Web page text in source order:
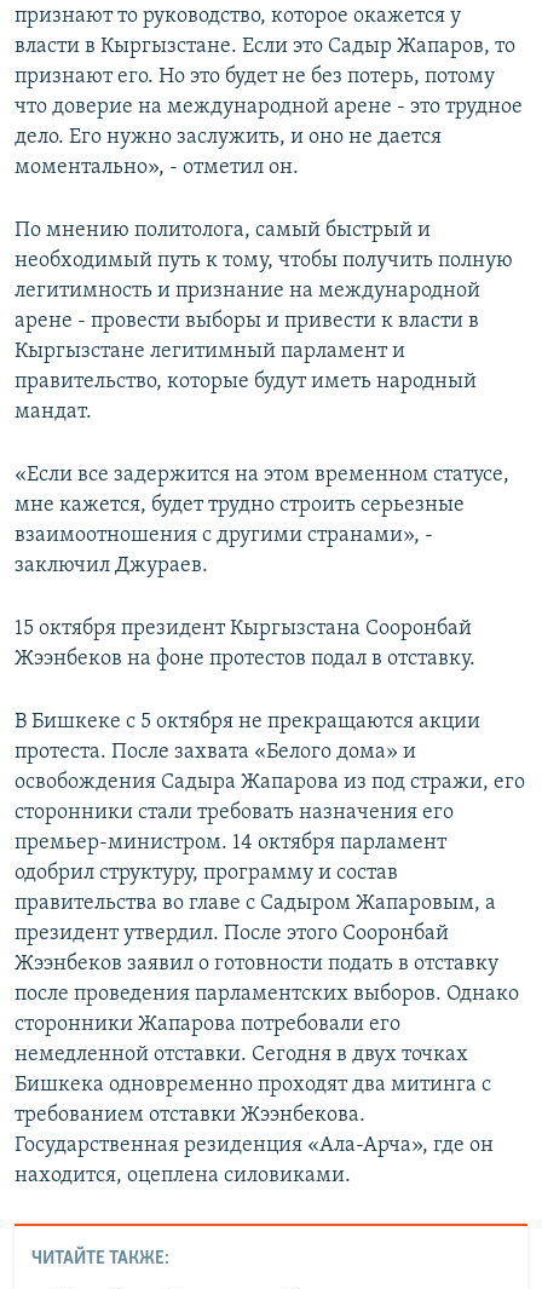
признают то руководство, которое окажется у
власти в Кыргызстане. Если это Садыр Жапаров, то
признают его. Но это будет не без потерь, потому
что доверие на международной арене - это трудное
дело. Его нужно заслужить, и оно не дается
моментально», - отметил он.
По мнению политолога, самый быстрый и
необходимый путь к тому, чтобы получить полную
легитимность и признание на международной
арене - провести выборы и привести к власти в
Кыргызстане легитимный парламент и
правительство, которые будут иметь народный
мандат.
«Если все задержится на этом временном статусе,
мне кажется, будет трудно строить серьезные
взаимоотношения с другими странами», -
заключил Джураев.
15 октября президент Кыргызстана Сооронбай
Жээнбеков на фоне протестов подал в отставку.
В Бишкеке с 5 октября не прекращаются акции
протеста. После захвата «Белого дома» и
освобождения Садыра Жапарова из под стражи, его
сторонники стали требовать назначения его
премьер-министром. 14 октября парламент
одобрил структуру, программу и состав
правительства во главе с Садыром Жапаровым, а
президент утвердил. После этого Сооронбай
Жээнбеков заявил о готовности подать в отставку
после проведения парламентских выборов. Однако
сторонники Жапарова потребовали его
немедленной отставки. Сегодня в двух точках
Бишкека одновременно проходят два митинга с
требованием отставки Жээнбекова.
Государственная резиденция «Ала-Арча», где он
находится, оцеплена силовиками.
ЧИТАЙТЕ ТАКЖЕ: